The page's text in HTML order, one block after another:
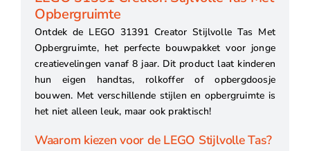
Opbergruimte
Ontdek de LEGO 31391 Creator Stijlvolle Tas Met
Opbergruimte, het perfecte bouwpakket voor jonge
creatievelingen vanaf 8 jaar. Dit product laat kinderen
hun eigen handtas, rolkoffer of opbergdoosje
bouwen. Met verschillende stijlen en opbergruimte is
het niet alleen leuk, maar ook praktisch!
Waarom kiezen voor de LEGO Stijlvolle Tas?